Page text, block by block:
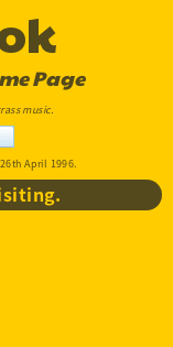
Page
music.
April 1996.